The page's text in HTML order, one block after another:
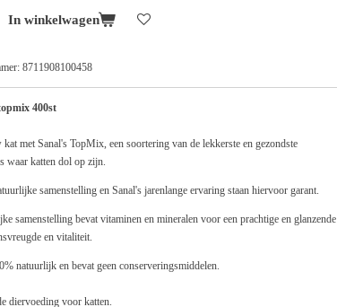
In winkelwagen
8711908100458
400st
met Sanal's TopMix, een soortering van de lekkerste en gezondste
waar katten dol op zijn.
samenstelling en Sanal's jarenlange ervaring staan hiervoor garant.
samenstelling bevat vitaminen en mineralen voor een prachtige en glanzende
en vitaliteit.
natuurlijk en bevat geen conserveringsmiddelen.
diervoeding voor katten.